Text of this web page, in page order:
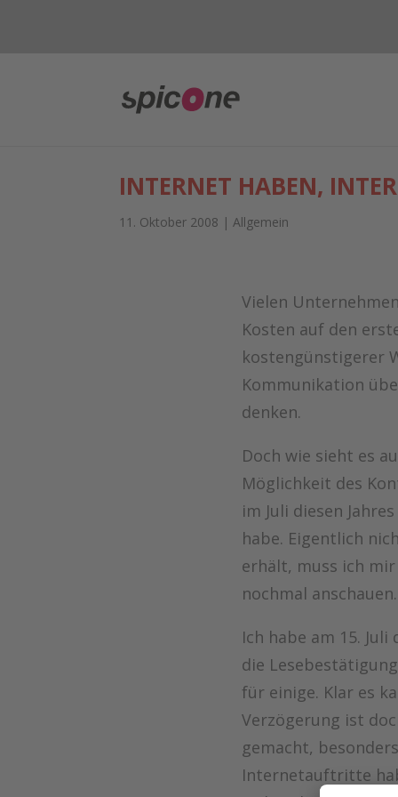
INTERNET HABEN,
11. Oktober 2008 |Allgemein
Vielen
Kosten auf den
kostengünstigerer
Kommunikation
denken.
Doch wie sieht es
Möglichkeit des
im Juli diesen
habe. Eigentlich
erhält, muss ich
nochmal anschauen.
Ich habe am 15.
die
für einige. Klar es
Verzögerung ist
gemacht,
Internetauftritte